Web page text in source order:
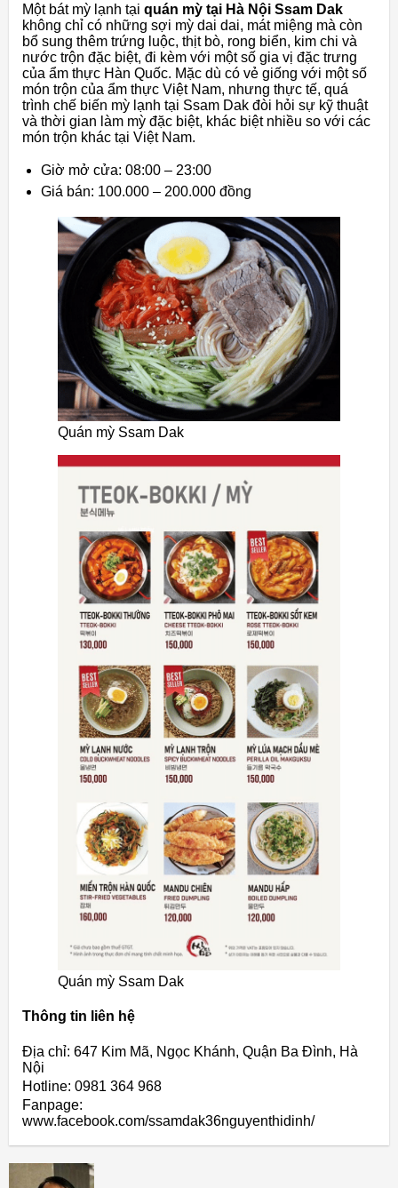
Một bát mỳ lạnh tại quán mỳ tại Hà Nội Ssam Dak
không chỉ có những sợi mỳ dai dai, mát miệng mà còn
bổ sung thêm trứng luộc, thịt bò, rong biển, kim chi và
nước trộn đặc biệt, đi kèm với một số gia vị đặc trưng
của ẩm thực Hàn Quốc. Mặc dù có vẻ giống với một số
món trộn của ẩm thực Việt Nam, nhưng thực tế, quá
trình chế biến mỳ lạnh tại Ssam Dak đòi hỏi sự kỹ thuật
và thời gian làm mỳ đặc biệt, khác biệt nhiều so với các
món trộn khác tại Việt Nam.
Giờ mở cửa: 08:00 – 23:00
Giá bán: 100.000 – 200.000 đồng
Quán mỳ Ssam Dak
Quán mỳ Ssam Dak
Thông tin liên hệ
Địa chỉ: 647 Kim Mã, Ngọc Khánh, Quận Ba Đình, Hà
Nội
Hotline: 0981 364 968
Fanpage:
www.facebook.com/ssamdak36nguyenthidinh/